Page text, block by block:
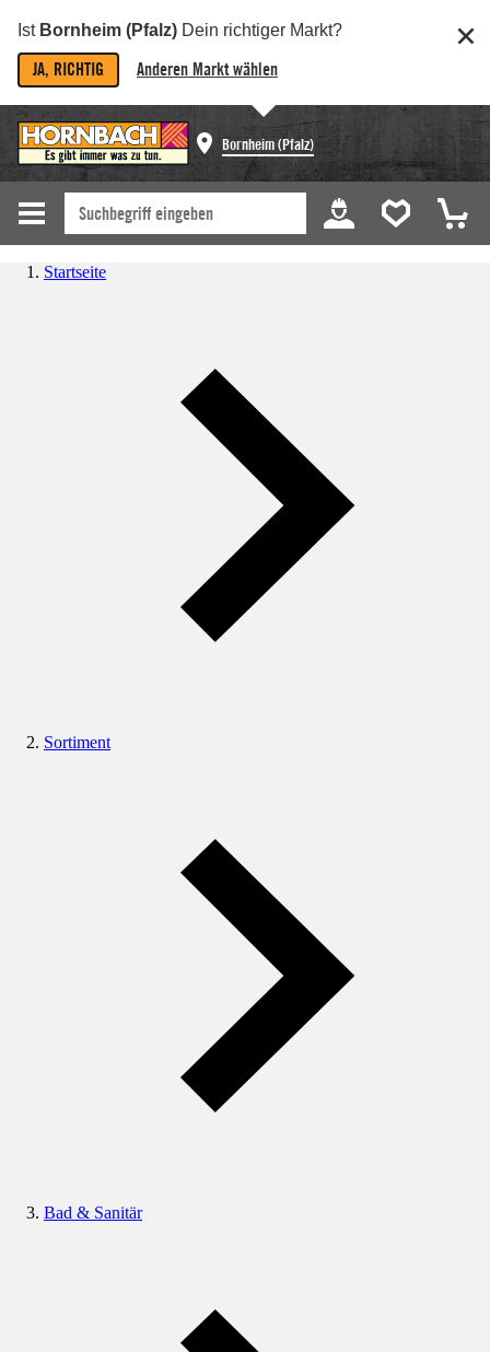
Ist Bornheim (Pfalz) Dein richtiger Markt?
JA, RICHTIG Anderen Markt wählen
Bornheim (Pfalz)
Startseite
Sortiment
Bad & Sanitär